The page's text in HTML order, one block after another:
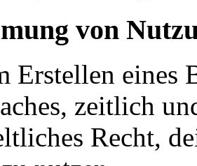
von
Erstellen eines
zeitlich
Recht,